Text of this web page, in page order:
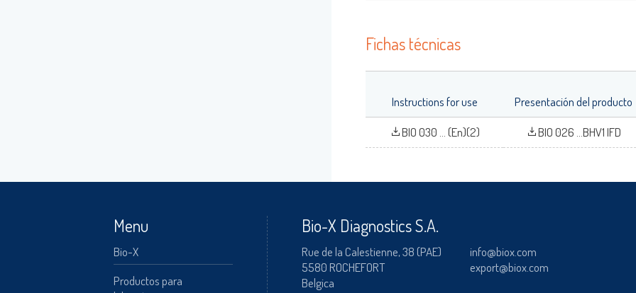
Fichas técnicas
Instructions for use Presentación del producto
BIO 030 ... (En)(2) BIO 026 ...BHV1 IFD
Menu
Bio-X
Productos para
Bio-X Diagnostics S.A.
Rue de la Calestienne, 38 (PAE)
5580 ROCHEFORT
Belgica
info@biox.com
export@biox.com